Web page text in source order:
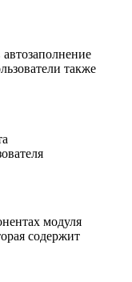
также
модуля
содержит